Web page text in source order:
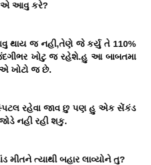
એ આવુ કરે?
થાય જ નહી,તેણે જે કર્યુ તે 110%
ખોટુ જ રહેશે.હુ આ બાબતમા
ખોટો જ છે.
રહેવા જાવ છુ પણ હુ એક સેંકંડ
નહી રહી શકુ.
મીતને ત્યાથી બહાર લાવ્યોને તુ?